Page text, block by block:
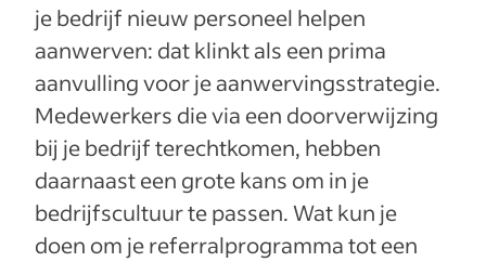
je bedrijf nieuw personeel helpen
aanwerven: dat klinkt als een prima
aanvulling voor je aanwervingsstrategie.
Medewerkers die via een doorverwijzing
bij je bedrijf terechtkomen, hebben
daarnaast een grote kans om in je
bedrijfscultuur te passen. Wat kun je
doen om je referralprogramma tot een